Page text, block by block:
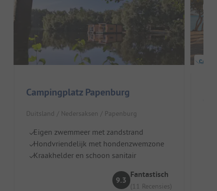
Campingplatz Papenburg
Duitsland / Nedersaksen / Papenburg
Eigen zwemmeer met zandstrand
Hondvriendelijk met hondenzwemzone
Kraakhelder en schoon sanitair
9.3
Fantastisch
(11 Recensies)